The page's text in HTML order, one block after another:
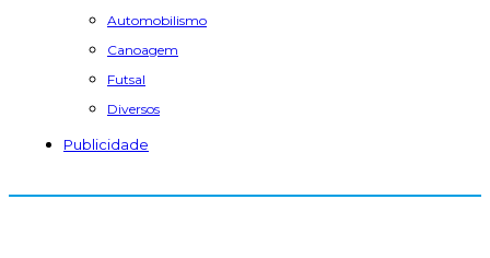
Automobilismo
Canoagem
Futsal
Diversos
Publicidade